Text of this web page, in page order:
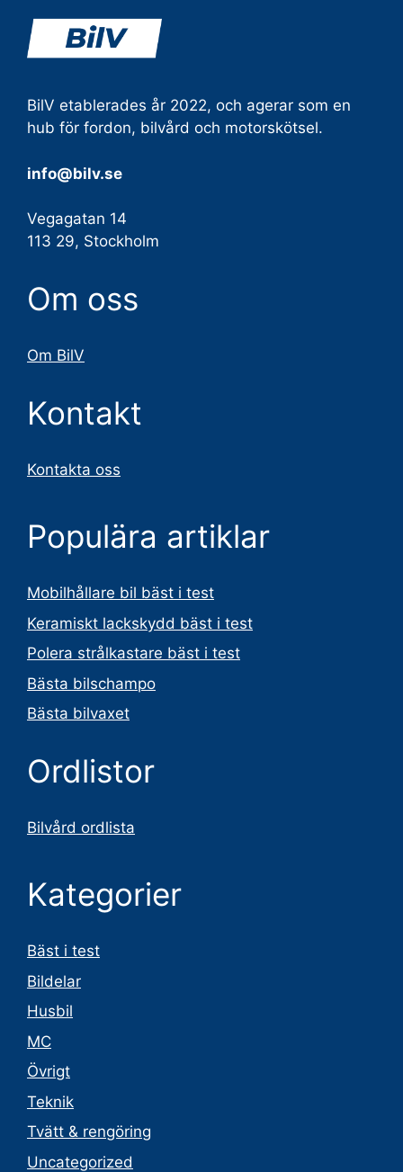
BilV etablerades år 2022, och agerar som en
hub för fordon, bilvård och motorskötsel.
info@bilv.se
Vegagatan 14
113 29, Stockholm
Om oss
Om BilV
Kontakt
Kontakta oss
Populära artiklar
Mobilhållare bil bäst i test
Keramiskt lackskydd bäst i test
Polera strålkastare bäst i test
Bästa bilschampo
Bästa bilvaxet
Ordlistor
Bilvård ordlista
Kategorier
Bäst i test
Bildelar
Husbil
MC
Övrigt
Teknik
Tvätt & rengöring
Uncategorized